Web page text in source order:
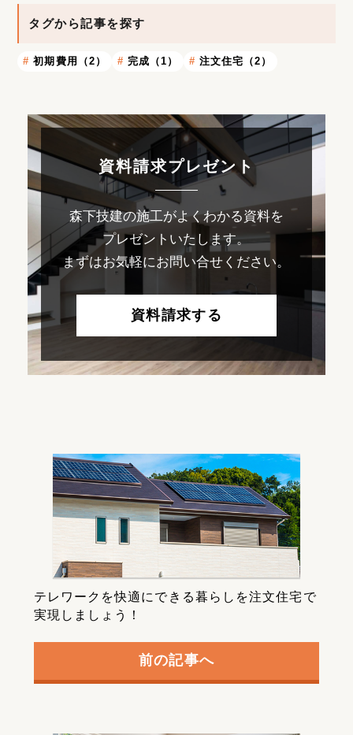
タグから記事を探す
初期費用（2） 完成（1） 注文住宅（2）
資料請求プレゼント
森下技建の施工がよくわかる資料を
プレゼントいたします。
まずはお気軽にお問い合せください。
資料請求する
テレワークを快適にできる暮らしを注文住宅で
実現しましょう！
前の記事へ